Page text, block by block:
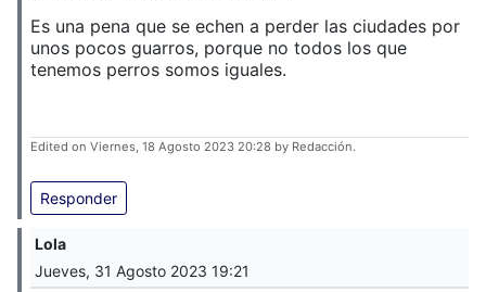
Es una pena que se echen a perder las ciudades por
unos pocos guarros, porque no todos los que
tenemos perros somos iguales.
Edited on Viernes, 18 Agosto 2023 20:28 by Redacción.
Responder
Lola
Jueves, 31 Agosto 2023 19:21